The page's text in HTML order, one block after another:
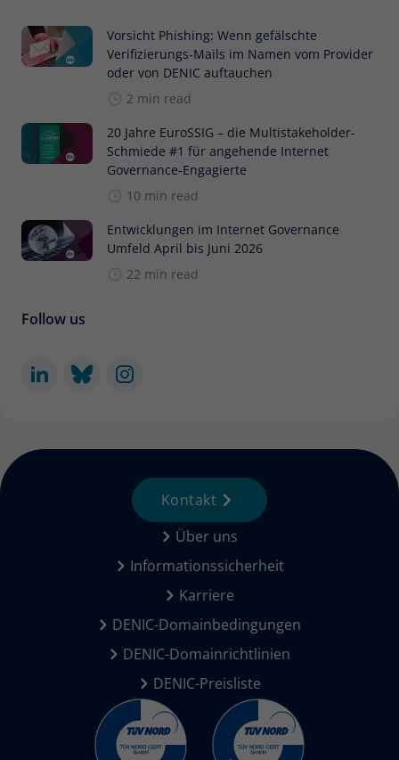
Vorsicht Phishing: Wenn gefälschte
Verifizierungs-Mails im Namen vom Provider
oder von DENIC auftauchen
2 min read
20 Jahre EuroSSIG – die Multistakeholder-
Schmiede #1 für angehende Internet
Governance-Engagierte
10 min read
Entwicklungen im Internet Governance
Umfeld April bis Juni 2026
22 min read
Follow us
Über uns
Informationssicherheit
Karriere
DENIC-Domainbedingungen
DENIC-Domainrichtlinien
DENIC-Preisliste
Kontakt